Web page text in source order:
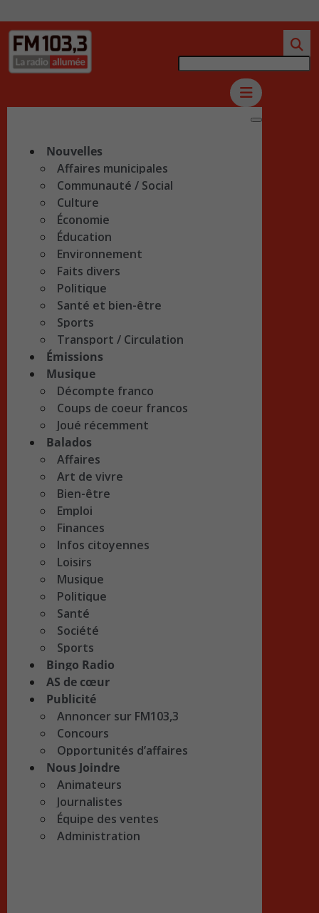
Nouvelles
Affaires municipales
Communauté / Social
Culture
Économie
Éducation
Environnement
Faits divers
Politique
Santé et bien-être
Sports
Transport / Circulation
Émissions
Musique
Décompte franco
Coups de coeur francos
Joué récemment
Balados
Affaires
Art de vivre
Bien-être
Emploi
Finances
Infos citoyennes
Loisirs
Musique
Politique
Santé
Société
Sports
Bingo Radio
AS de cœur
Publicité
Annoncer sur FM103,3
Concours
Opportunités d’affaires
Nous Joindre
Animateurs
Journalistes
Équipe des ventes
Administration